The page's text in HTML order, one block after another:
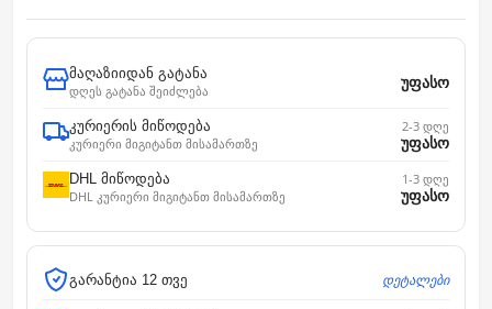
მაღაზიიდან გატანა
დღეს გატანა შეიძლება
უფასო
კურიერის მიწოდება
კურიერი მიგიტანთ მისამართზე
2-3 დღე
უფასო
DHL მიწოდება
DHL კურიერი მიგიტანთ მისამართზე
1-3 დღე
უფასო
გარანტია 12 თვე დეტალები